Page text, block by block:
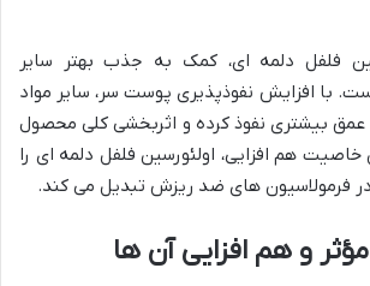
فلفل دلمه ای، کمک به جذب بهتر سایر
با افزایش نفوذپذیری پوست سر، سایر مواد
عمق بیشتری نفوذ کرده و اثربخشی کلی محصول
خاصیت هم افزایی، اولئورسین فلفل دلمه ای را
فرمولاسیون های ضد ریزش تبدیل می کند.
و هم افزایی آن ها